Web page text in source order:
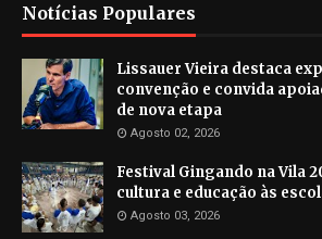
Notícias Populares
Lissauer Vieira destaca
convenção e convida
de nova etapa
Agosto 02, 2026
Festival Gingando na Vila
cultura e educação às
Agosto 03, 2026